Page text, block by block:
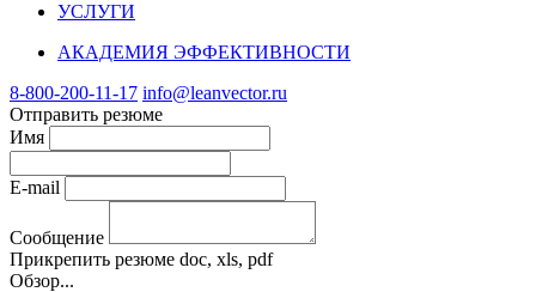
УСЛУГИ
АКАДЕМИЯ ЭФФЕКТИВНОСТИ
8-800-200-11-17 info@leanvector.ru
Отправить резюме
Имя
E-mail
Сообщение
Прикрепить резюме doc, xls, pdf
Обзор...